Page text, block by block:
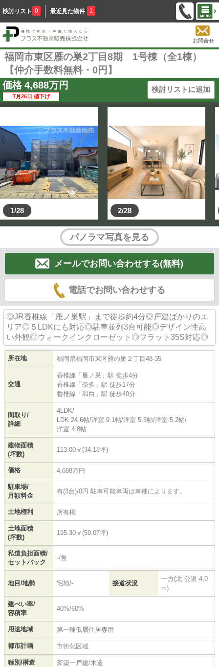
検討リスト 0 最近見た物件 1
お問合せ
福岡市東区雁の巣2丁目8期 1号棟（全1棟）
【仲介手数料無料・0円】
価格 4,688万円
7月26日 値下げ
検討リストに追加
1/28 2/28
パノラマ写真を見る
メールでお問い合わせする(無料)
電話でお問い合わせする
◎JR香椎線「雁ノ巣駅」まで徒歩約4分◎戸建ばかりのエ
リア◎５LDKにも対応◎駐車並列3台可能◎デザイン性高
い外観◎ウォークインクローゼット◎フラット35S対応◎
所在地 福岡県福岡市東区 雁の巣 ２丁目48-35
交通
香椎線 「 雁ノ巣 」駅 徒歩4分
香椎線 「 奈多 」駅 徒歩17分
香椎線 「 和白 」駅 徒歩40分
間取り/
詳細
4LDK/
LDK 24.6帖/洋室 9.1帖/洋室 5.5帖/洋室 5.2帖/
洋室 4.8帖
建物面積
(坪数)
113.00㎡(34.18坪)
価格 4,688万円
駐車場/
月額料金
有(3台)/0円 駐車可能車両は車種によります。
土地権利 所有権
土地面積
(坪数)
195.30㎡(59.07坪)
私道負担面積/
セットバック
-/無
地目/地勢 宅地/- 接道状況
一方(北 公道 4.0
m)
建ぺい率/
容積率
40%/60%
用途地域 第一種低層住居専用
都市計画 市街化区域
種別/構造 新築一戸建/木造